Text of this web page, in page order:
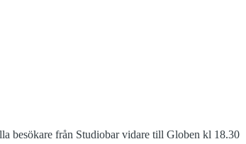
besökare från Studiobar vidare till Globen kl 18.30